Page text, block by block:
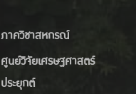
ภาควิชาสหกรณ์
ศูนย์วิจัยเศรษฐศาสตร์
ประยุกต์